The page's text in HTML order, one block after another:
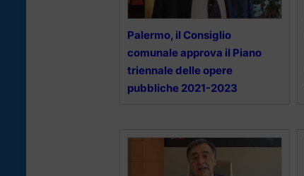
Palermo, il Consiglio
comunale approva il Piano
triennale delle opere
pubbliche 2021-2023